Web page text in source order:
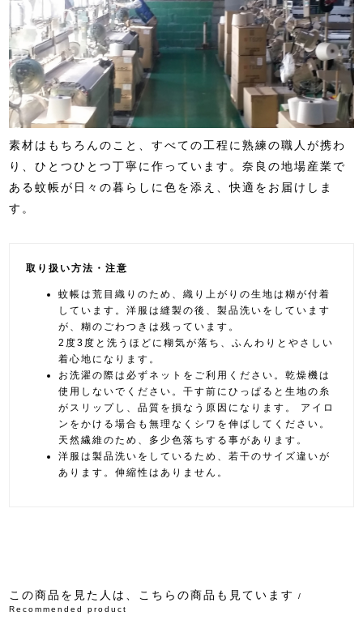
素材はもちろんのこと、すべての工程に熟練の職人が携わ
り、ひとつひとつ丁寧に作っています。奈良の地場産業で
ある蚊帳が日々の暮らしに色を添え、快適をお届けしま
す。
取り扱い方法・注意
蚊帳は荒目織りのため、織り上がりの生地は糊が付着
しています。洋服は縫製の後、製品洗いをしています
が、糊のごわつきは残っています。
2度3度と洗うほどに糊気が落ち、ふんわりとやさしい
着心地になります。
お洗濯の際は必ずネットをご利用ください。乾燥機は
使用しないでください。干す前にひっぱると生地の糸
がスリップし、品質を損なう原因になります。 アイロ
ンをかける場合も無理なくシワを伸ばしてください。
天然繊維のため、多少色落ちする事があります。
洋服は製品洗いをしているため、若干のサイズ違いが
あります。伸縮性はありません。
この商品を見た人は、こちらの商品も見ています
/
Recommended product